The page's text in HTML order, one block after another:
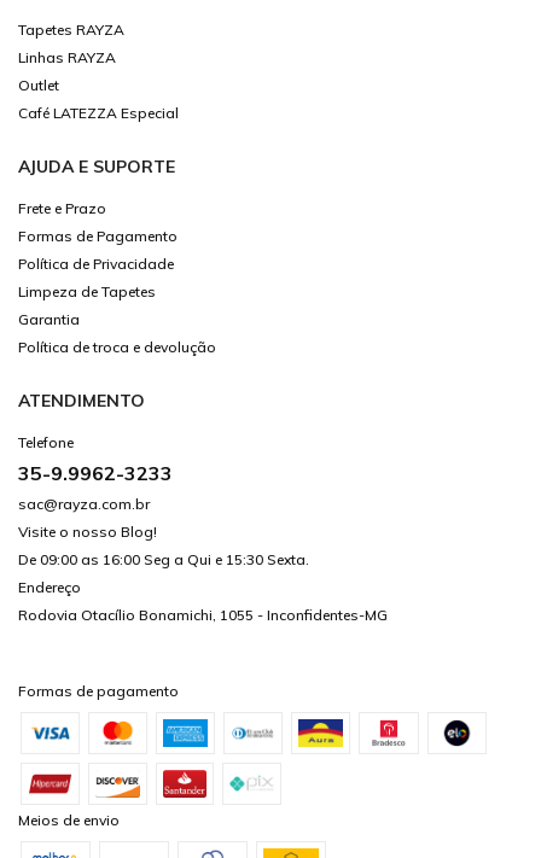
Tapetes RAYZA
Linhas RAYZA
Outlet
Café LATEZZA Especial
AJUDA E SUPORTE
Frete e Prazo
Formas de Pagamento
Política de Privacidade
Limpeza de Tapetes
Garantia
Política de troca e devolução
ATENDIMENTO
Telefone
35-9.9962-3233
sac@rayza.com.br
Visite o nosso Blog!
De 09:00 as 16:00 Seg a Qui e 15:30 Sexta.
Endereço
Rodovia Otacílio Bonamichi, 1055 - Inconfidentes-MG
Formas de pagamento
Meios de envio